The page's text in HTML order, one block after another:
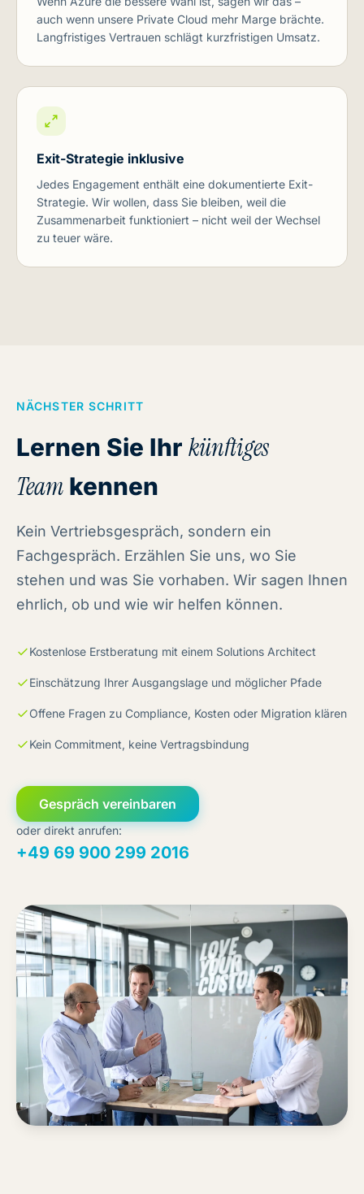
auch wenn unsere Private Cloud mehr Marge brächte.
Langfristiges Vertrauen schlägt kurzfristigen Umsatz.
Exit-Strategie inklusive
Jedes Engagement enthält eine dokumentierte Exit-
Strategie. Wir wollen, dass Sie bleiben, weil die
Zusammenarbeit funktioniert – nicht weil der Wechsel
zu teuer wäre.
NÄCHSTER SCHRITT
Lernen Sie Ihr künftiges
Team kennen
Kein Vertriebsgespräch, sondern ein
Fachgespräch. Erzählen Sie uns, wo Sie
stehen und was Sie vorhaben. Wir sagen Ihnen
ehrlich, ob und wie wir helfen können.
Kostenlose Erstberatung mit einem Solutions Architect
Einschätzung Ihrer Ausgangslage und möglicher Pfade
Offene Fragen zu Compliance, Kosten oder Migration klären
Kein Commitment, keine Vertragsbindung
Gespräch vereinbaren
oder direkt anrufen:
+49 69 900 299 2016